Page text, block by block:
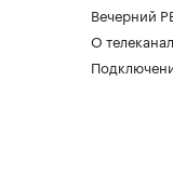
Вечерний
О